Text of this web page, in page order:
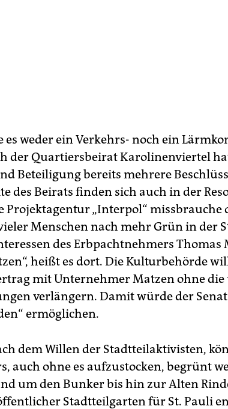
es weder ein Verkehrs- noch ein
der Quartiersbeirat Karolinenviertel
Beteiligung bereits mehrere
des Beirats finden sich auch in der
Projektagentur „Interpol“ missbrauche
Menschen nach mehr Grün in der
des Erbpachtnehmers Thomas
heißt es dort. Die Kulturbehörde
mit Unternehmer Matzen ohne
verlängern. Damit würde der
ermöglichen.
dem Willen der Stadtteilaktivisten,
auch ohne es aufzustocken, begrünt
um den Bunker bis hin zur Alten
Stadtteilgarten für St. Pauli